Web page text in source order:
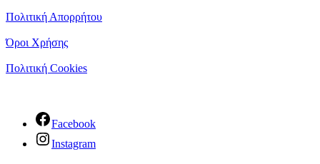
Πολιτική Απορρήτου
Όροι Χρήσης
Πολιτική Cookies
Facebook
Instagram